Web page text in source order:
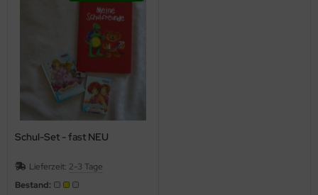
Schul-Set - fast NEU
Lieferzeit: 2-3 Tage
Bestand: